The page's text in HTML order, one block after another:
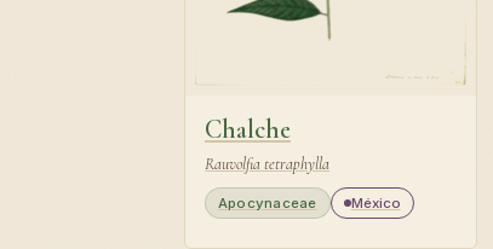
Chalche
Rauvolfia tetraphylla
Apocynaceae México